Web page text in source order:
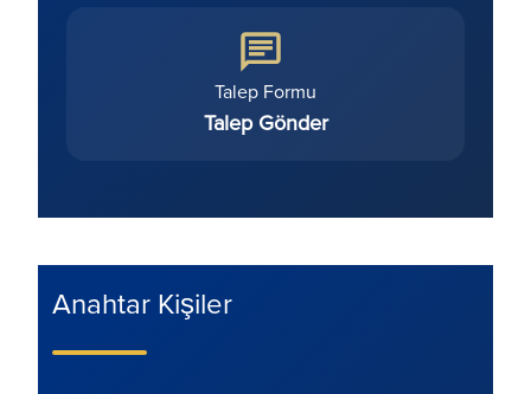
Talep Formu
Talep Gönder
Anahtar Kişiler